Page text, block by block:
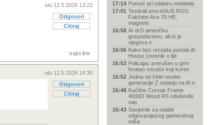
uto 12.5.2026 13:22
Odgovori
Citiraj
trajni link
uto 12.5.2026 14:30
Odgovori
Citiraj
17:14 Pomoć pri odabiru mobitela
17:01 Testirali smo ASUS ROG
Falchion Ace 75 HE,
magnets
16:58 AI drži američko
gospodarstvo, ali to je
njegova n
16:56 Kako bez recepta postati dr.
House (ovisnik o lije
16:53 Policajac prerušen u grm
hvatao vozače koji korist
16:52 Jedna od četiri osobe
generacije Z oslanja na AI n
16:48 Kućište Corsair Frame
4000D Wood RS oduševilo
nas
16:43 Savjetnik za odabir
odgovarajućeg gamerskog
miša